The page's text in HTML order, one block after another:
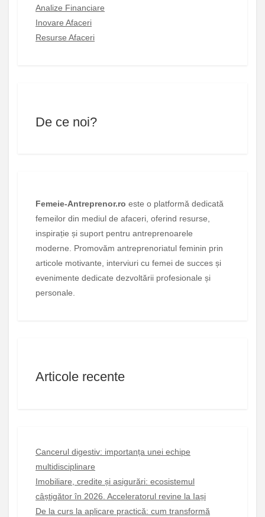
Analize Financiare
Inovare Afaceri
Resurse Afaceri
De ce noi?
Femeie-Antreprenor.ro este o platformă dedicată
femeilor din mediul de afaceri, oferind resurse,
inspirație și suport pentru antreprenoarele
moderne. Promovăm antreprenoriatul feminin prin
articole motivante, interviuri cu femei de succes și
evenimente dedicate dezvoltării profesionale și
personale.
Articole recente
Cancerul digestiv: importanța unei echipe
multidisciplinare
Imobiliare, credite și asigurări: ecosistemul
câștigător în 2026. Acceleratorul revine la Iași
De la curs la aplicare practică: cum transformă